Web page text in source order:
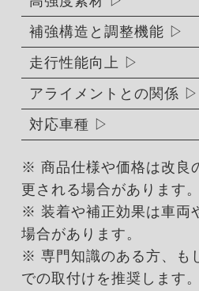
補強構造と調整機能
走行性能向上
アライメントとの関係
対応車種
※ 商品仕様や価格は改良
更される場合があります。
※ 装着や補正効果は車両
場合があります。
※ 専門知識のある方、も
での取付けを推奨します。